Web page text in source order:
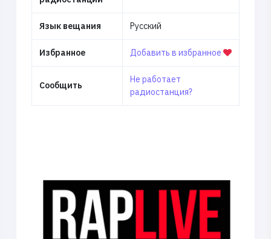
Язык вещания Русский
Избранное Добавить в избранное
Сообщить
Не работает
радиостанция?